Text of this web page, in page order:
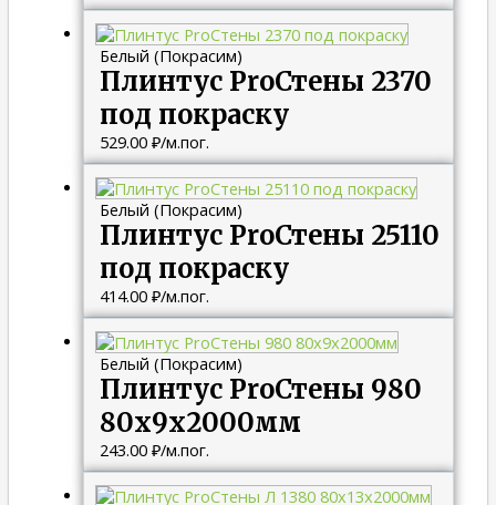
Белый (Покрасим)
Плинтус ProСтены 2370
под покраску
529.00 ₽/м.пог.
Белый (Покрасим)
Плинтус ProСтены 25110
под покраску
414.00 ₽/м.пог.
Белый (Покрасим)
Плинтус ProСтены 980
80x9x2000мм
243.00 ₽/м.пог.